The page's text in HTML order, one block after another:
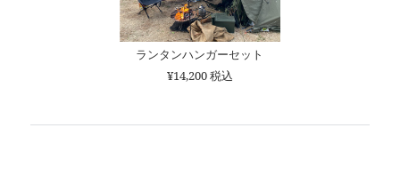
ランタンハンガーセット
¥14,200 税込